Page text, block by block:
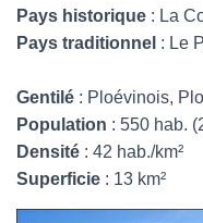
Pays historique : La
Pays traditionnel : Le
Gentilé : Ploévinois,
Population : 550 hab.
Densité : 42 hab./km²
Superficie : 13 km²